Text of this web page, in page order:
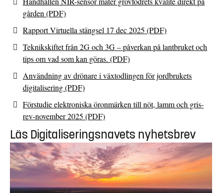
gården (PDF)
Rapport Virtuella stängsel 17 dec 2025 (PDF)
Teknikskiftet från 2G och 3G – påverkan på lantbruket och
tips om vad som kan göras. (PDF)
Användning av drönare i växtodlingen för jordbrukets
digitalisering (PDF)
Förstudie elektroniska öronmärken till nöt, lamm och gris-
rev-november 2025 (PDF)
Läs Digitaliseringsnavets nyhetsbrev